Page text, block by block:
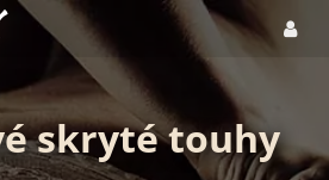
skryté touhy